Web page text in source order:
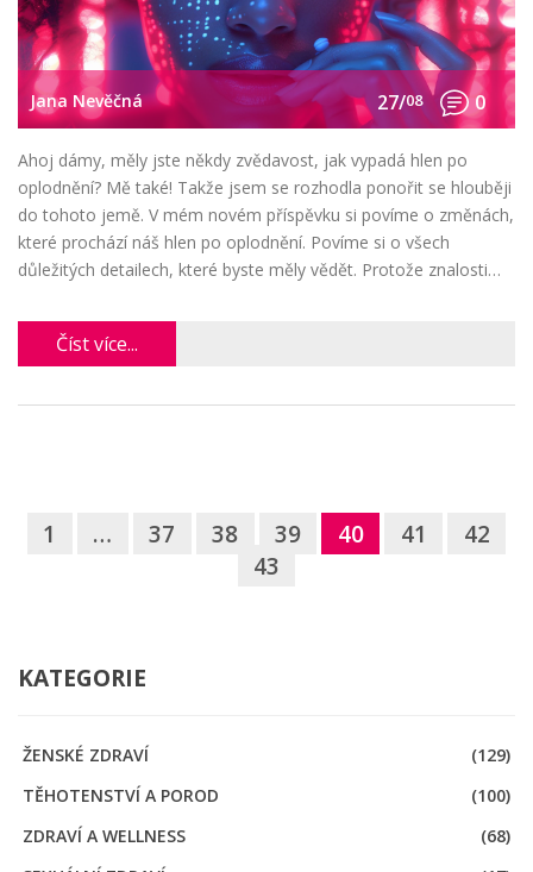
Jana Nevěčná 27/08 0
Ahoj dámy, měly jste někdy zvědavost, jak vypadá hlen po
oplodnění? Mě také! Takže jsem se rozhodla ponořit se hlouběji
do tohoto jemě. V mém novém příspěvku si povíme o změnách,
které prochází náš hlen po oplodnění. Povíme si o všech
důležitých detailech, které byste měly vědět. Protože znalosti
Číst více...
1 … 37 38 39 40 41
42
43
KATEGORIE
ŽENSKÉ ZDRAVÍ
(129)
TĚHOTENSTVÍ A POROD
(100)
ZDRAVÍ A WELLNESS
(68)